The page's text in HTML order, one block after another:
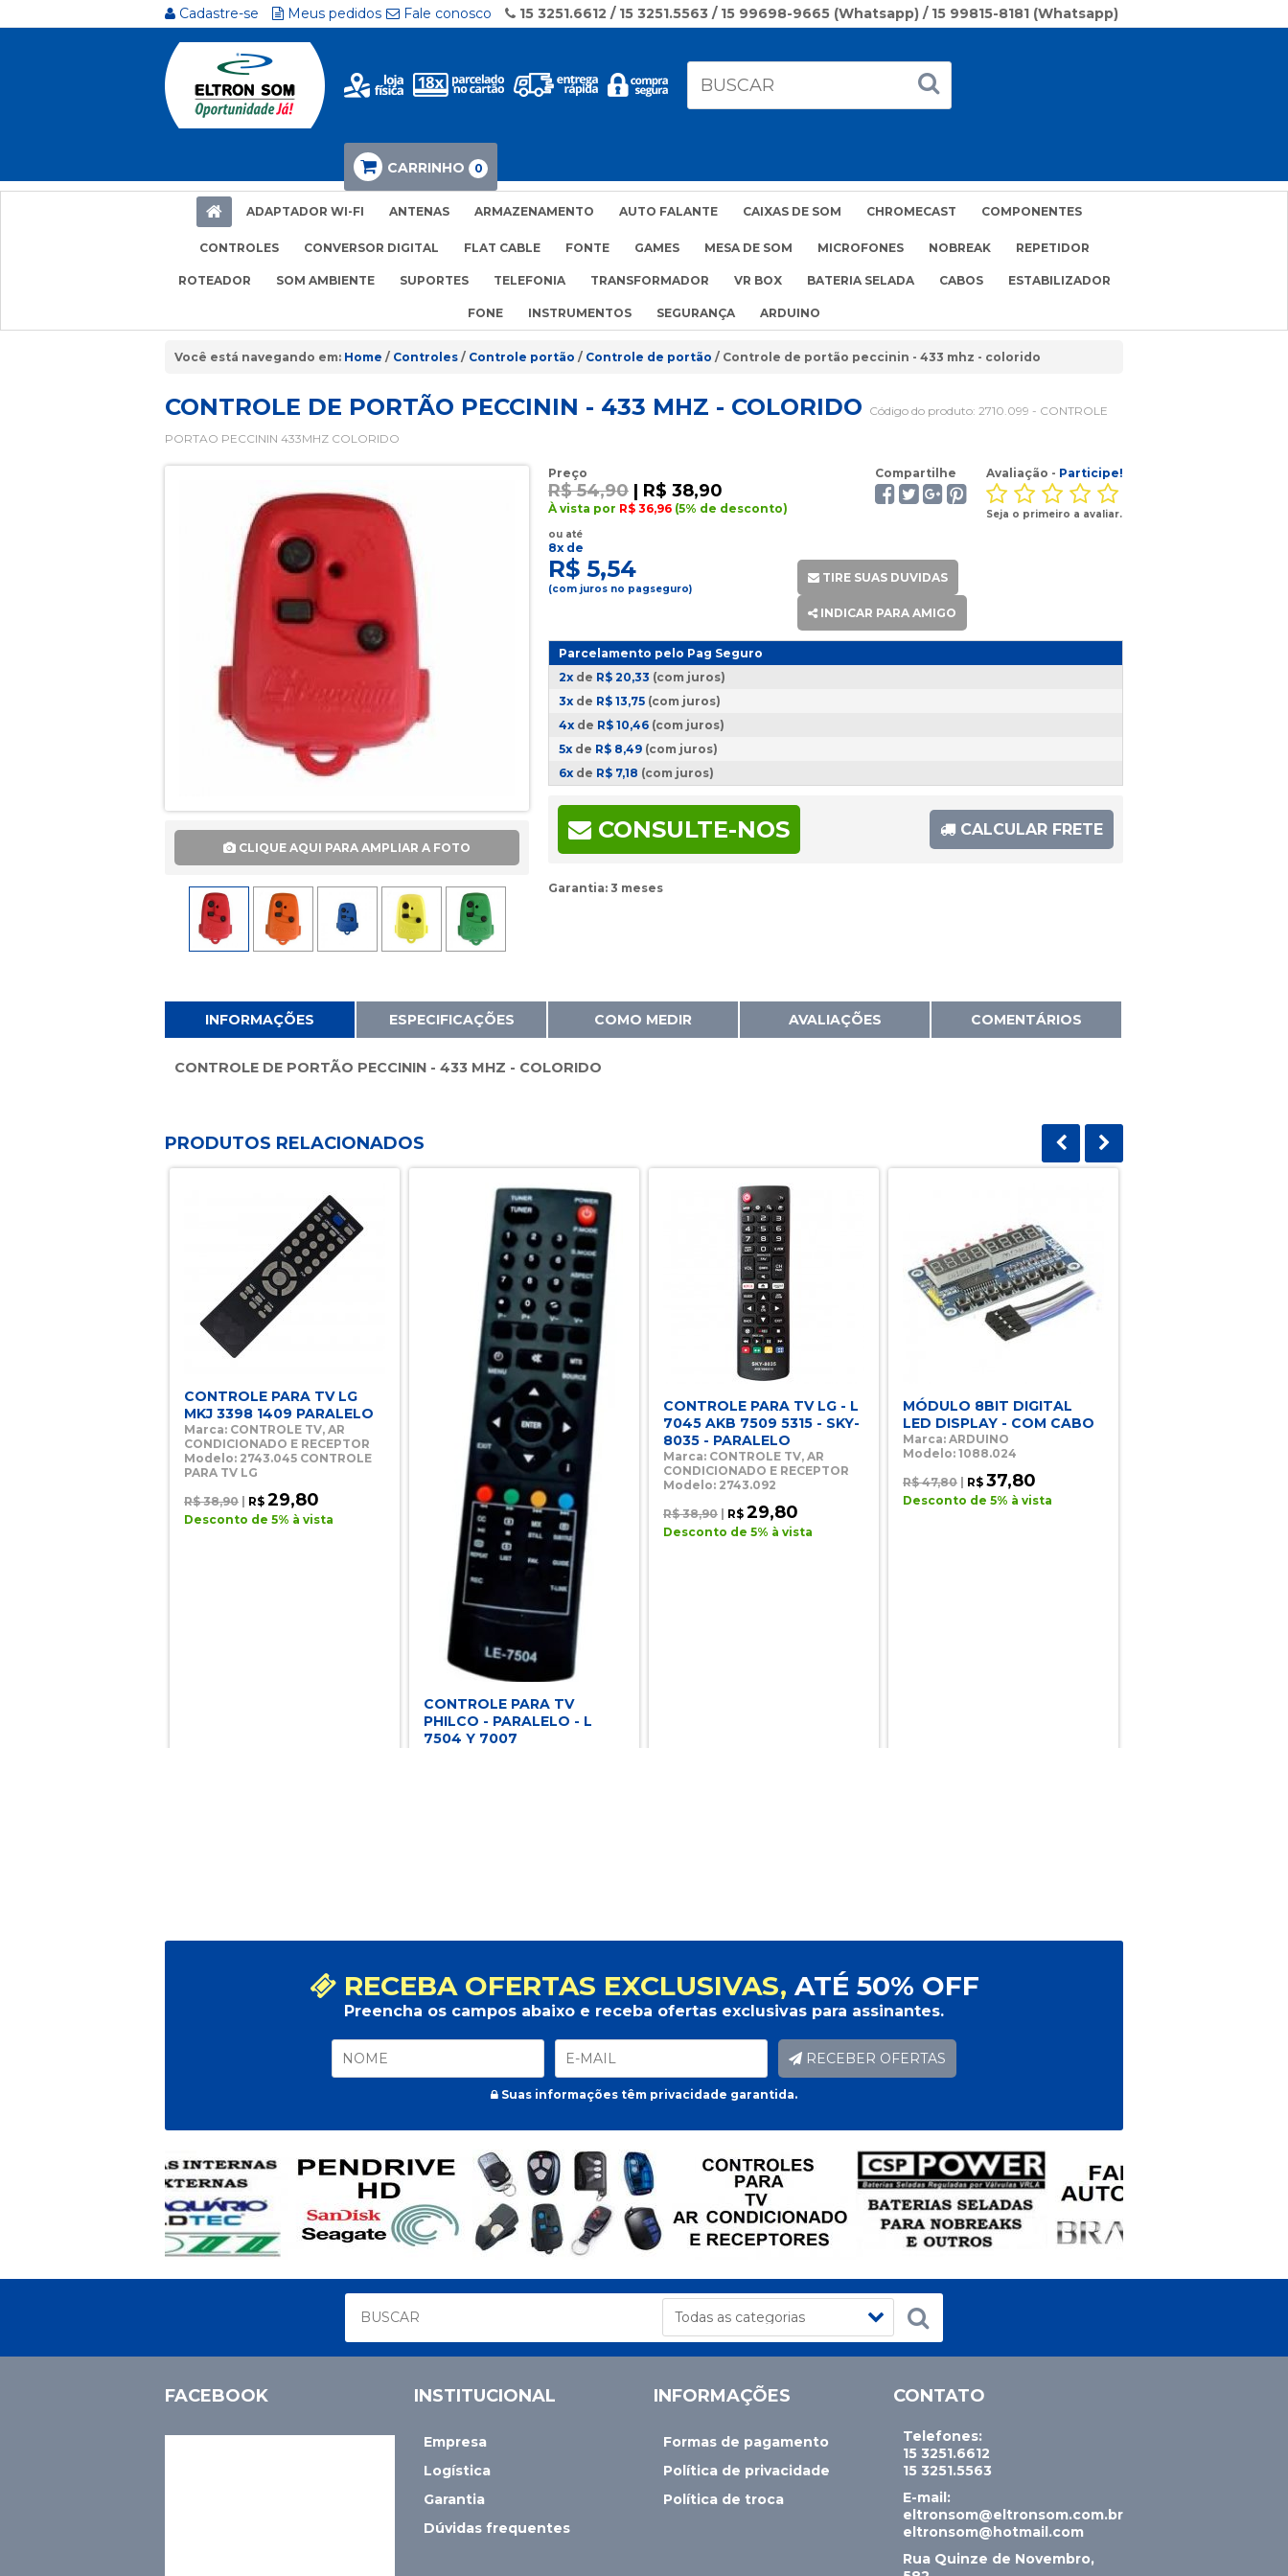
Cadastre-se Meus pedidos Fale conosco 15 3251.6612 / 15 3251.5563 / 15 99698-9665 (Whatsapp) / 15 99815-8181 (Whatsapp)
CARRINHO 0
ADAPTADOR WI-FI ANTENAS ARMAZENAMENTO AUTO FALANTE CAIXAS DE SOM CHROMECAST COMPONENTES
CONTROLES CONVERSOR DIGITAL FLAT CABLE FONTE GAMES MESA DE SOM MICROFONES NOBREAK REPETIDOR
ROTEADOR SOM AMBIENTE SUPORTES TELEFONIA TRANSFORMADOR VR BOX BATERIA SELADA CABOS ESTABILIZADOR
FONE INSTRUMENTOS SEGURANÇA ARDUINO
Home Controles Controle portão Controle de portão Controle de portão peccinin - 433 mhz - colorido
CONTROLE DE PORTÃO PECCININ - 433 MHZ - COLORIDO Código do produto: 2710.099 - CONTROLE
PORTAO PECCININ 433MHZ COLORIDO
CLIQUE AQUI PARA AMPLIAR A FOTO
Preço
R$ 54,90 | R$ 38,90
À vista por R$ 36,96 (5% de desconto)
ou até
8x de
R$ 5,54
(com juros no pagseguro)
Avaliação - Participe!
Seja o primeiro a avaliar.
Compartilhe
TIRE SUAS DUVIDAS
INDICAR PARA AMIGO
Parcelamento pelo Pag Seguro
2x de R$ 20,33 (com juros)
3xde R$ 13,75 (com juros)
4x de R$ 10,46 (com juros)
5xde R$ 8,49 (com juros)
6x de R$ 7,18 (com juros)
8xde R$ 5,54 (com juros)
CONSULTE-NOS CALCULAR FRETE
Garantia: 3 meses
INFORMAÇÕES ESPECIFICAÇÕES COMO MEDIR AVALIAÇÕES COMENTÁRIOS
CONTROLE DE PORTÃO PECCININ - 433 MHZ - COLORIDO
PRODUTOS RELACIONADOS
CONTROLE PARA TV LG
MKJ 3398 1409 PARALELO
Marca: CONTROLE TV, AR
CONDICIONADO E RECEPTOR
Modelo: 2743.045 CONTROLE
PARA TV LG
R$ 38,90
R$ 29,80
Desconto de 5% à vista
CONTROLE PARA TV
PHILCO - PARALELO - L
7504 Y 7007
CONTROLE PARA TV LG - L
7045 AKB 7509 5315 - SKY-
8035 - PARALELO
Marca: CONTROLE TV, AR
CONDICIONADO E RECEPTOR
Modelo: 2743.092
R$ 38,90
R$ 29,80
Desconto de 5% à vista
MÓDULO 8BIT DIGITAL
LED DISPLAY - COM CABO
Marca: ARDUINO
Modelo: 1088.024
R$ 47,80
R$ 37,80
Desconto de 5% à vista
RECEBA OFERTAS EXCLUSIVAS, ATÉ 50% OFF
Preencha os campos abaixo e receba ofertas exclusivas para assinantes.
RECEBER OFERTAS
Suas informações têm privacidade garantida.
FACEBOOK INSTITUCIONAL
Empresa
Logística
Garantia
Dúvidas frequentes
INFORMAÇÕES
Formas de pagamento
Política de privacidade
Política de troca
CONTATO
Telefones:
15 3251.6612
15 3251.5563
E-mail:
eltronsom@eltronsom.com.br
eltronsom@hotmail.com
Rua Quinze de Novembro,